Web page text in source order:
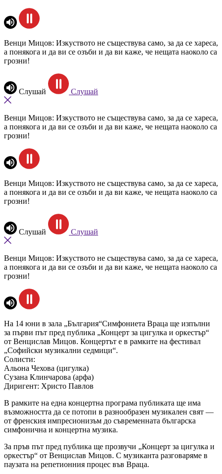
Венци Мицов: Изкуството не съществува само, за да се хареса,
а понякога и да ви се озъби и да ви каже, че нещата наоколо са
грозни!
Слушай Слушай
Венци Мицов: Изкуството не съществува само, за да се хареса,
а понякога и да ви се озъби и да ви каже, че нещата наоколо са
грозни!
Венци Мицов: Изкуството не съществува само, за да се хареса,
а понякога и да ви се озъби и да ви каже, че нещата наоколо са
грозни!
Слушай Слушай
Венци Мицов: Изкуството не съществува само, за да се хареса,
а понякога и да ви се озъби и да ви каже, че нещата наоколо са
грозни!
На 14 юни в зала „България“Симфониета Враца ще изпълни
за първи път пред публика „Концерт за цигулка и оркестър“
от Венцислав Мицов. Концертът е в рамките на фестивал
„Софийски музикални седмици“.
Солисти:
Альона Чехова (цигулка)
Сузана Клинчарова (арфа)
Диригент: Христо Павлов
В рамките на една концертна програма публиката ще има
възможността да се потопи в разнообразен музикален свят —
от френския импресионизъм до съвременната българска
симфонична и концертна музика.
За пръв път пред публика ще прозвучи „Концерт за цигулка и
оркестър“ от Венцислав Мицов. С музиканта разговаряме в
паузата на репетионния процес във Враца.